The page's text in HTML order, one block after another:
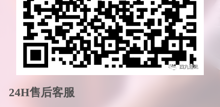
24H售后客服